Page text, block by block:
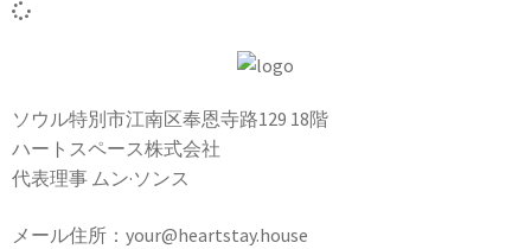
ソウル特別市江南区奉恩寺路129 18階
ハートスペース株式会社
代表理事 ムン·ソンス
メール住所：your@heartstay.house